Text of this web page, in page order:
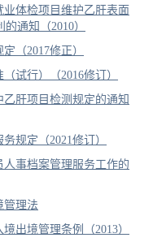
体检项目维护乙肝表面
通知（2010）
（2017修正）
试行）（2016修订）
肝项目检测规定的通知
规定（2021修订）
事档案管理服务工作的
管理法
出境管理条例（2013）